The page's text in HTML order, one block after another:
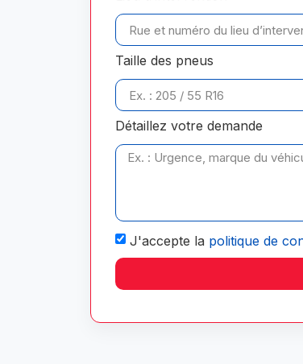
Taille des pneus
Détaillez votre demande
J'accepte la politique de